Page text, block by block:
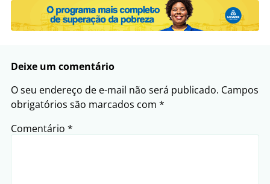
Deixe um comentário
O seu endereço de e-mail não será publicado. Campos
obrigatórios são marcados com *
Comentário *